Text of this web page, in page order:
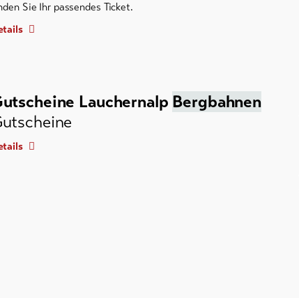
Sie Ihr passendes Ticket.
Lauchernalp Bergbahnen